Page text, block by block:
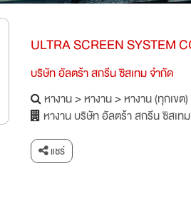
ULTRA SCREEN SYSTEM
บริษัท อัลตร้า สกรีน ซิสเทม จำกัด
หางาน>หางาน>หางาน (ทุกเขต)
หางาน บริษัท อัลตร้า สกรีน ซิสเท
แชร์